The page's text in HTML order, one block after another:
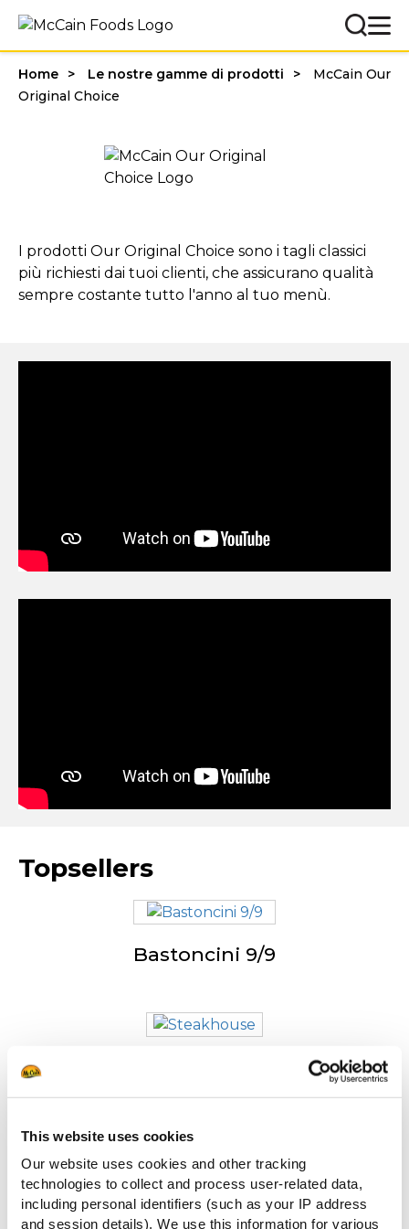
This website uses cookies
Our website uses cookies and other tracking
technologies to collect and process user-related data,
including personal identifiers (such as your IP address
and session details). We use this information for various
Home Le nostre gamme di prodotti
McCain Our
Original Choice
I prodotti Our Original Choice sono i tagli classici
più richiesti dai tuoi clienti, che assicurano qualità
sempre costante tutto l'anno al tuo menù.
Topsellers
Bastoncini 9/9
Bastoncini 6/6